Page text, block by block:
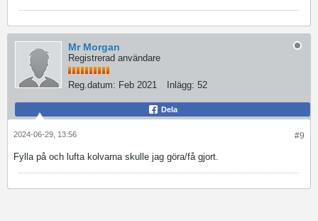
Mr Morgan
Registrerad användare
Reg.datum: Feb 2021 Inlägg: 52
Dela
#9
2024-06-29, 13:56
Fylla på och lufta kolvarna skulle jag göra/få gjort.